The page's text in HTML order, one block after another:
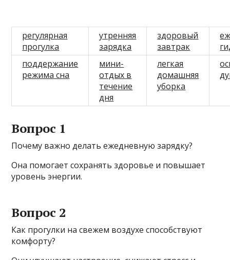
регулярная
прогулка
утренняя
зарядка
здоровый
завтрак
поддержание
режима сна
мини-
отдых в
течение
дня
легкая
домашняя
уборка
Вопрос 1
Почему важно делать ежедневную зарядку?
Она помогает сохранять здоровье и повышает
уровень энергии.
Вопрос 2
Как прогулки на свежем воздухе способствуют
комфорту?